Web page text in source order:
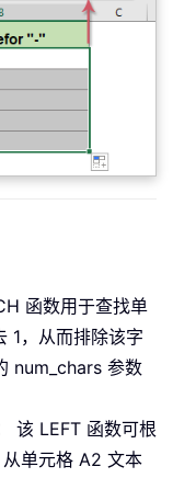
函数用于查找单
1，从而排除该字
num_chars 参数
该 LEFT 函数可根
单元格 A2 文本